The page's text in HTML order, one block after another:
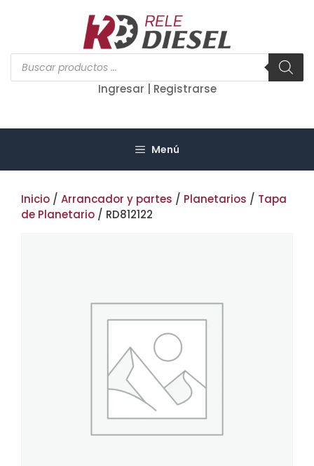
Búsqueda
de
productos
Ingresar | Registrarse
Menú
Inicio / Arrancador y partes / Planetarios / Tapa
de Planetario / RD812122